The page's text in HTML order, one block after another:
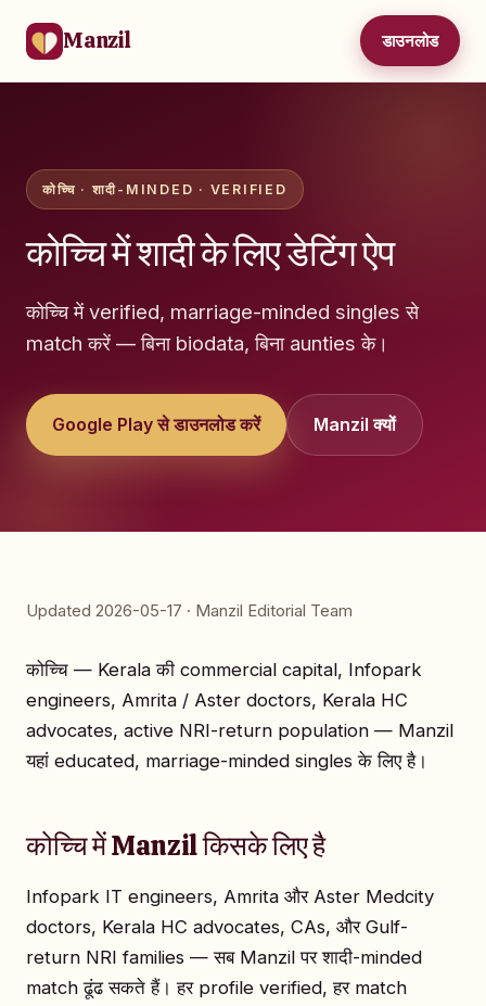
Manzil डाउनलोड
कोच्चि · शादी-MINDED · VERIFIED
कोच्चि में शादी के लिए डेटिंग ऐप
कोच्चि में verified, marriage-minded singles से
match करें — बिना biodata, बिना aunties के।
Google Play से डाउनलोड करें Manzil क्यों
Updated 2026-05-17 · Manzil Editorial Team
कोच्चि — Kerala की commercial capital, Infopark
engineers, Amrita / Aster doctors, Kerala HC
advocates, active NRI-return population — Manzil
यहां educated, marriage-minded singles के लिए है।
कोच्चि में Manzil किसके लिए है
Infopark IT engineers, Amrita और Aster Medcity
doctors, Kerala HC advocates, CAs, और Gulf-
return NRI families — सब Manzil पर शादी-minded
match ढूंढ सकते हैं। हर profile verified, हर match